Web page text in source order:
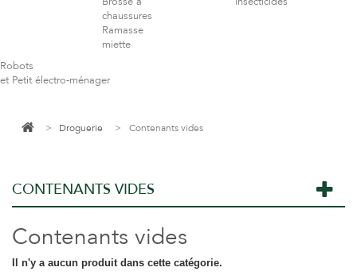
chaussures
Ramasse
miette
Robots
et Petit électro-ménager
> Droguerie > Contenants vides
CONTENANTS VIDES
Contenants vides
Il n'y a aucun produit dans cette catégorie.